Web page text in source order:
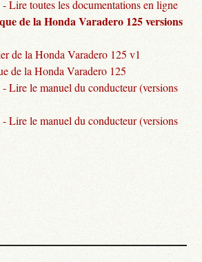
Lire toutes les documentations en ligne
de la Honda Varadero 125 versions
de la Honda Varadero 125 v1
de la Honda Varadero 125
Lire le manuel du conducteur (versions
Lire le manuel du conducteur (versions